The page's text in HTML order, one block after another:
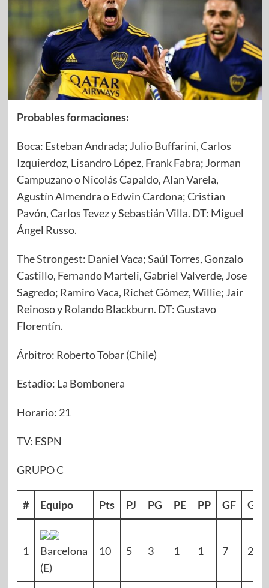
Probables formaciones:
Boca: Esteban Andrada; Julio Buffarini, Carlos
Izquierdoz, Lisandro López, Frank Fabra; Jorman
Campuzano o Nicolás Capaldo, Alan Varela,
Agustín Almendra o Edwin Cardona; Cristian
Pavón, Carlos Tevez y Sebastián Villa. DT: Miguel
Ángel Russo.
The Strongest: Daniel Vaca; Saúl Torres, Gonzalo
Castillo, Fernando Marteli, Gabriel Valverde, Jose
Sagredo; Ramiro Vaca, Richet Gómez, Willie; Jair
Reinoso y Rolando Blackburn. DT: Gustavo
Florentín.
Árbitro: Roberto Tobar (Chile)
Estadio: La Bombonera
Horario: 21
TV: ESPN
GRUPO C
# Equipo Pts PJ PG PE PP GF GC
1
Barcelona
(E)
10 5 3 1 1 7 2